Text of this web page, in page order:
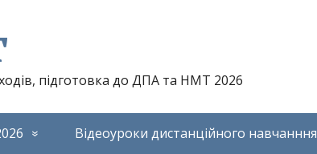
підготовка до ДПА та НМТ 2026
Відеоуроки дистанційного навчанння